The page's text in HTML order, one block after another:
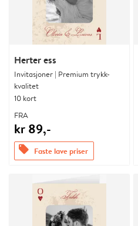
Herter ess
Invitasjoner | Premium trykk-
kvalitet
10 kort
FRA
kr 89,-
offers Faste lave priser